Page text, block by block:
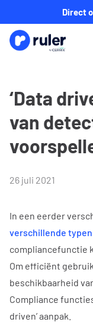
Direct
‘Data
van
26 juli 2021
In een eerder
verschillende typen
compliancefunctie
Om efficiënt
beschikbaarheid
Compliance
driven’ aanpak.